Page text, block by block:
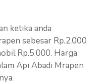
ketika anda
sebesar Rp.2.000
Rp.5.000. Harga
Api Abadi Mrapen